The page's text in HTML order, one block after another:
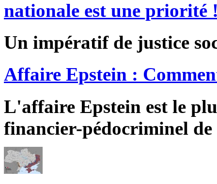
nationale est une priorité
Un impératif de justice
Affaire Epstein :
L'affaire Epstein est le
financier-pédocriminel